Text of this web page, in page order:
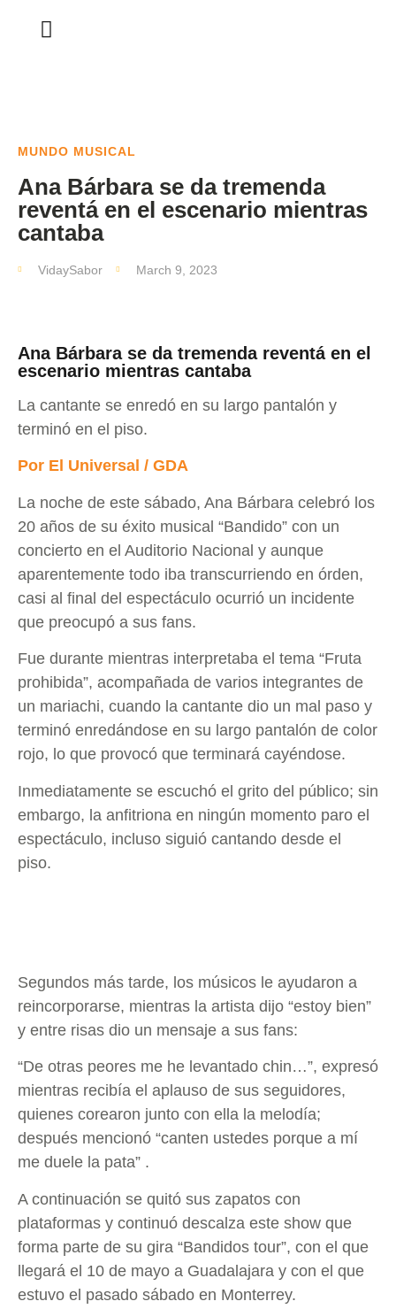
MUNDO MUSICAL
Ana Bárbara se da tremenda
reventá en el escenario mientras
cantaba
VidaySabor March 9, 2023
Ana Bárbara se da tremenda reventá en el
escenario mientras cantaba
La cantante se enredó en su largo pantalón y
terminó en el piso.
Por El Universal / GDA
La noche de este sábado, Ana Bárbara celebró los
20 años de su éxito musical “Bandido” con un
concierto en el Auditorio Nacional y aunque
aparentemente todo iba transcurriendo en órden,
casi al final del espectáculo ocurrió un incidente
que preocupó a sus fans.
Fue durante mientras interpretaba el tema “Fruta
prohibida”, acompañada de varios integrantes de
un mariachi, cuando la cantante dio un mal paso y
terminó enredándose en su largo pantalón de color
rojo, lo que provocó que terminará cayéndose.
Inmediatamente se escuchó el grito del público; sin
embargo, la anfitriona en ningún momento paro el
espectáculo, incluso siguió cantando desde el
piso.
Segundos más tarde, los músicos le ayudaron a
reincorporarse, mientras la artista dijo “estoy bien”
y entre risas dio un mensaje a sus fans:
“De otras peores me he levantado chin…”, expresó
mientras recibía el aplauso de sus seguidores,
quienes corearon junto con ella la melodía;
después mencionó “canten ustedes porque a mí
me duele la pata” .
A continuación se quitó sus zapatos con
plataformas y continuó descalza este show que
forma parte de su gira “Bandidos tour”, con el que
llegará el 10 de mayo a Guadalajara y con el que
estuvo el pasado sábado en Monterrey.